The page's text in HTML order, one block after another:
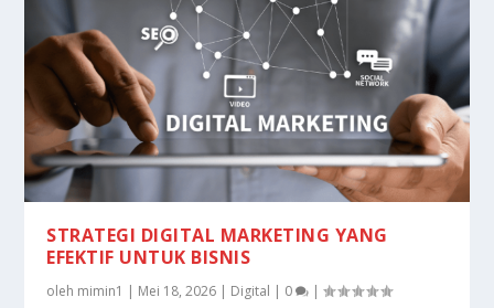
STRATEGI DIGITAL MARKETING YANG
EFEKTIF UNTUK BISNIS
oleh mimin1 | Mei 18, 2026 | Digital | 0 |